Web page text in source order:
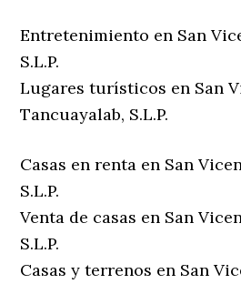
Entretenimiento en San
S.L.P.
Lugares turísticos en San
Tancuayalab, S.L.P.
Casas en renta en San
S.L.P.
Venta de casas en San
S.L.P.
Casas y terrenos en San